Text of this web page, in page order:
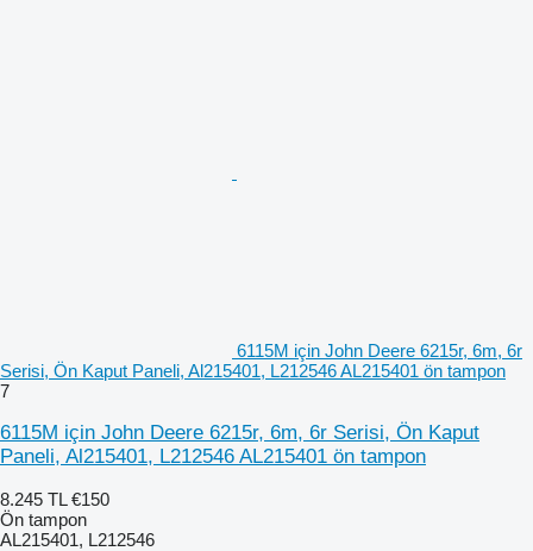
6115M için John Deere 6215r, 6m, 6r
Serisi, Ön Kaput Paneli, Al215401, L212546 AL215401 ön tampon
7
6115M için John Deere 6215r, 6m, 6r Serisi, Ön Kaput
Paneli, Al215401, L212546 AL215401 ön tampon
8.245 TL €150
Ön tampon
AL215401, L212546